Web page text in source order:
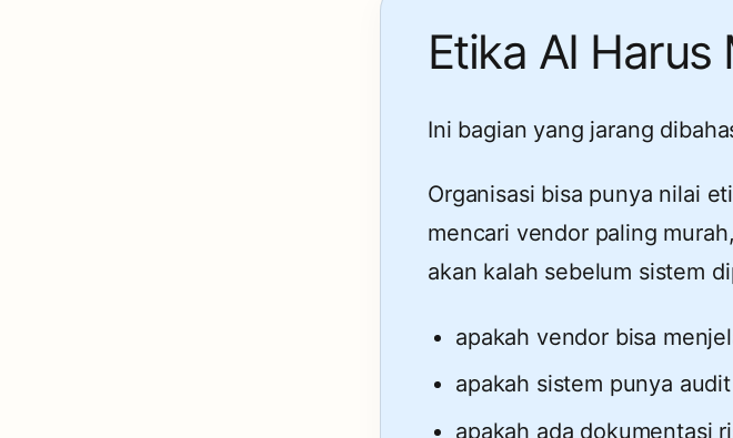
Etika AI
Ini bagian yang jarang
Organisasi bisa punya nilai
mencari vendor paling
akan kalah sebelum sistem
apakah vendor bisa
apakah sistem punya
apakah ada dokumentasi